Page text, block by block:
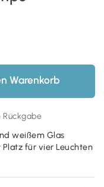
Warenkorb
Rückgabe
weißem Glas
für vier Leuchten